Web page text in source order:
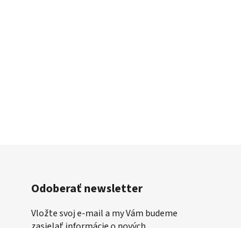
Odoberať newsletter
Vložte svoj e-mail a my Vám budeme